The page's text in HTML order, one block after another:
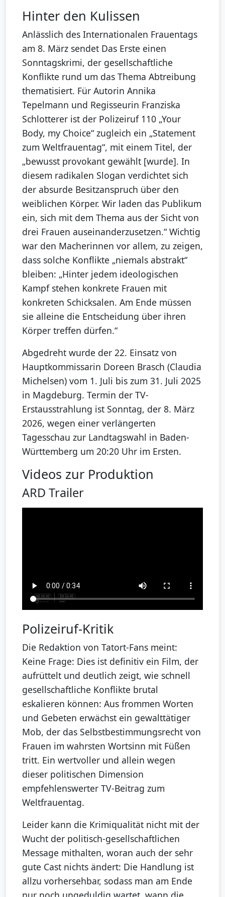
Hinter den Kulissen
Anlässlich des Internationalen Frauentags
am 8. März sendet Das Erste einen
Sonntagskrimi, der gesellschaftliche
Konflikte rund um das Thema Abtreibung
thematisiert. Für Autorin Annika
Tepelmann und Regisseurin Franziska
Schlotterer ist der Polizeiruf 110 „Your
Body, my Choice“ zugleich ein „Statement
zum Weltfrauentag“, mit einem Titel, der
„bewusst provokant gewählt [wurde]. In
diesem radikalen Slogan verdichtet sich
der absurde Besitzanspruch über den
weiblichen Körper. Wir laden das Publikum
ein, sich mit dem Thema aus der Sicht von
drei Frauen auseinanderzusetzen.“ Wichtig
war den Macherinnen vor allem, zu zeigen,
dass solche Konflikte „niemals abstrakt“
bleiben: „Hinter jedem ideologischen
Kampf stehen konkrete Frauen mit
konkreten Schicksalen. Am Ende müssen
sie alleine die Entscheidung über ihren
Körper treffen dürfen.“
Abgedreht wurde der 22. Einsatz von
Hauptkommissarin Doreen Brasch (Claudia
Michelsen) vom 1. Juli bis zum 31. Juli 2025
in Magdeburg. Termin der TV-
Erstausstrahlung ist Sonntag, der 8. März
2026, wegen einer verlängerten
Tagesschau zur Landtagswahl in Baden-
Württemberg um 20:20 Uhr im Ersten.
Videos zur Produktion
ARD Trailer
Polizeiruf-Kritik
Die Redaktion von Tatort-Fans meint:
Keine Frage: Dies ist definitiv ein Film, der
aufrüttelt und deutlich zeigt, wie schnell
gesellschaftliche Konflikte brutal
eskalieren können: Aus frommen Worten
und Gebeten erwächst ein gewalttätiger
Mob, der das Selbstbestimmungsrecht von
Frauen im wahrsten Wortsinn mit Füßen
tritt. Ein wertvoller und allein wegen
dieser politischen Dimension
empfehlenswerter TV-Beitrag zum
Weltfrauentag.
Leider kann die Krimiqualität nicht mit der
Wucht der politisch-gesellschaftlichen
Message mithalten, woran auch der sehr
gute Cast nichts ändert: Die Handlung ist
allzu vorhersehbar, sodass man am Ende